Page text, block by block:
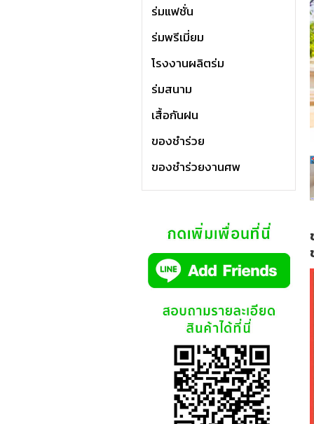
ร่มแฟชั่น
ร่มพรีเมี่ยม
โรงงานผลิตร่ม
ร่มสนาม
เสื้อกันฝน
ของชำร่วย
ของชำร่วยงานศพ